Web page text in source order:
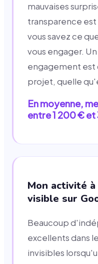
mauvaises
transparence est
vous savez ce
vous engager.
engagement est
projet, quelle
En moyenne,
entre 1 200 €
Mon activité
visible sur
Beaucoup
excellents dans
invisibles